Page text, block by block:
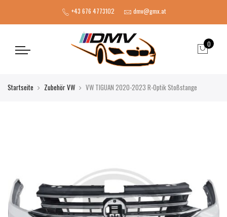
+43 676 4773102 dmv@gmx.at
0
Startseite Zubehör VW VW TIGUAN 2020-2023 R-Optik Stoßstange